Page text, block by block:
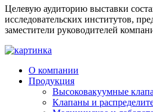
Целевую аудиторию выставки
исследовательских институтов,
заместители руководителей
О компании
Продукция
Высоковакуумные
Клапаны и